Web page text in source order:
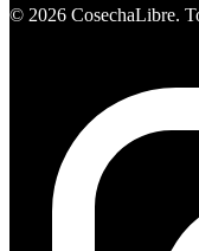
© 2026 CosechaLibre.